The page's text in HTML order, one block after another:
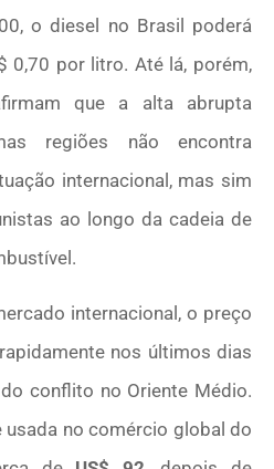
o diesel no Brasil poderá
0,70 por litro. Até lá, porém,
que a alta abrupta
regiões não encontra
internacional, mas sim
ao longo da cadeia de
internacional, o preço
nos últimos dias
conflito no Oriente Médio.
usada no comércio global do